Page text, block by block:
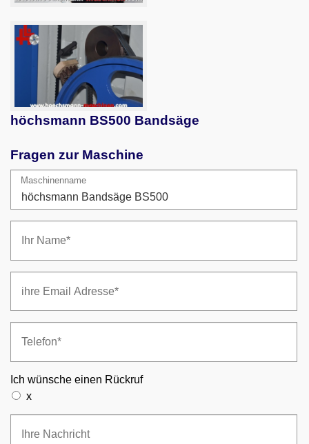
höchsmann BS500 Bandsäge
Fragen zur Maschine
Maschinenname
Ich wünsche einen Rückruf
x